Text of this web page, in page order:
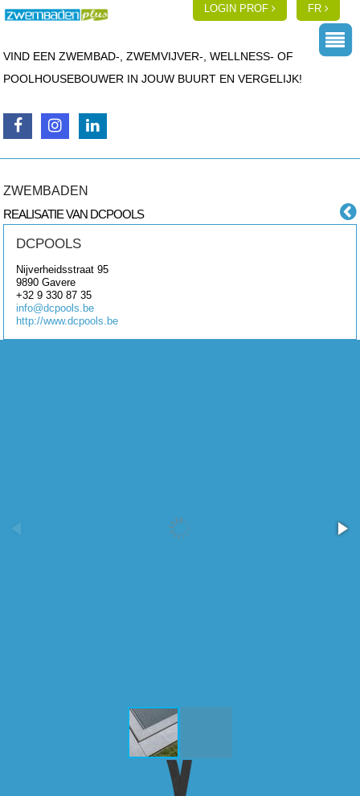
LOGIN PROF FR
VIND EEN ZWEMBAD-, ZWEMVIJVER-, WELLNESS- OF
POOLHOUSEBOUWER IN JOUW BUURT EN VERGELIJK!
ZWEMBADEN
REALISATIE VAN DCPOOLS
DCPOOLS
Nijverheidsstraat 95
9890 Gavere
+32 9 330 87 35
info@dcpools.be
http://www.dcpools.be